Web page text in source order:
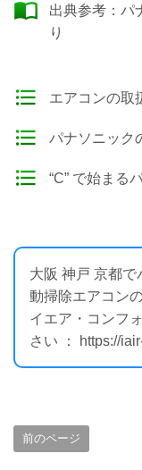
出典参考： パ
り
エアコンの取
パナソニック
“C” で始まる
大阪 神戸 京都で
動掃除エアコン
イエア・コンフ
さい ： https://
前のページ